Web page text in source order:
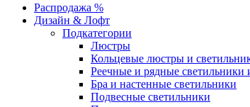
Распродажа %
Дизайн & Лофт
Подкатегории
Люстры
Кольцевые люстры и
Реечные и рядные светильники
Бра и настенные светильники
Подвесные светильники